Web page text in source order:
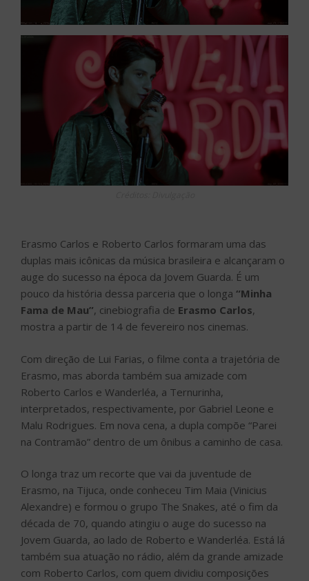
Erasmo Carlos e Roberto Carlos formaram uma das
duplas mais icônicas da música brasileira e alcançaram o
auge do sucesso na época da Jovem Guarda. É um
pouco da história dessa parceria que o longa “Minha
Fama de Mau”, cinebiografia de Erasmo Carlos,
mostra a partir de 14 de fevereiro nos cinemas.
Com direção de Lui Farias, o filme conta a trajetória de
Erasmo, mas aborda também sua amizade com
Roberto Carlos e Wanderléa, a Ternurinha,
interpretados, respectivamente, por Gabriel Leone e
Malu Rodrigues. Em nova cena, a dupla compõe “Parei
na Contramão” dentro de um ônibus a caminho de casa.
O longa traz um recorte que vai da juventude de
Erasmo, na Tijuca, onde conheceu Tim Maia (Vinicius
Alexandre) e formou o grupo The Snakes, até o fim da
década de 70, quando atingiu o auge do sucesso na
Jovem Guarda, ao lado de Roberto e Wanderléa. Está lá
também sua atuação no rádio, além da grande amizade
com Roberto Carlos, com quem dividiu composições